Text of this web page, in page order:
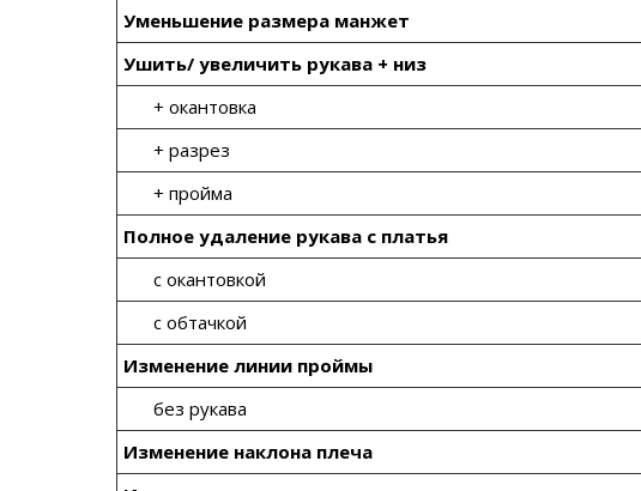
Уменьшение размера манжет
Ушить/ увеличить рукава + низ
+ окантовка
+ разрез
+ пройма
Полное удаление рукава с платья
с окантовкой
с обтачкой
Изменение линии проймы
без рукава
Изменение наклона плеча